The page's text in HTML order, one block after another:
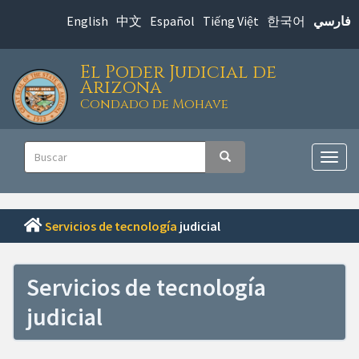
contenido
principal
English 中文 Español Tiếng Việt 한국어 فارسي
El Poder Judicial de
Arizona
Condado de Mohave
Buscar Buscar
Navegación
principal
Servicios de tecnología judicial
Servicios de tecnología
judicial